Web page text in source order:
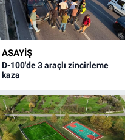
ASAYİŞ
D-100'de 3 araçlı zincirleme
kaza